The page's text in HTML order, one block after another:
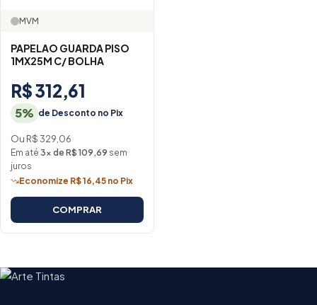
MVM
PAPELAO GUARDA PISO
1MX25M C/ BOLHA
R$ 312,61
5% de Desconto no Pix
Ou R$ 329,06
Em até 3× de R$ 109,69 sem
juros
Economize R$ 16,45 no Pix
COMPRAR